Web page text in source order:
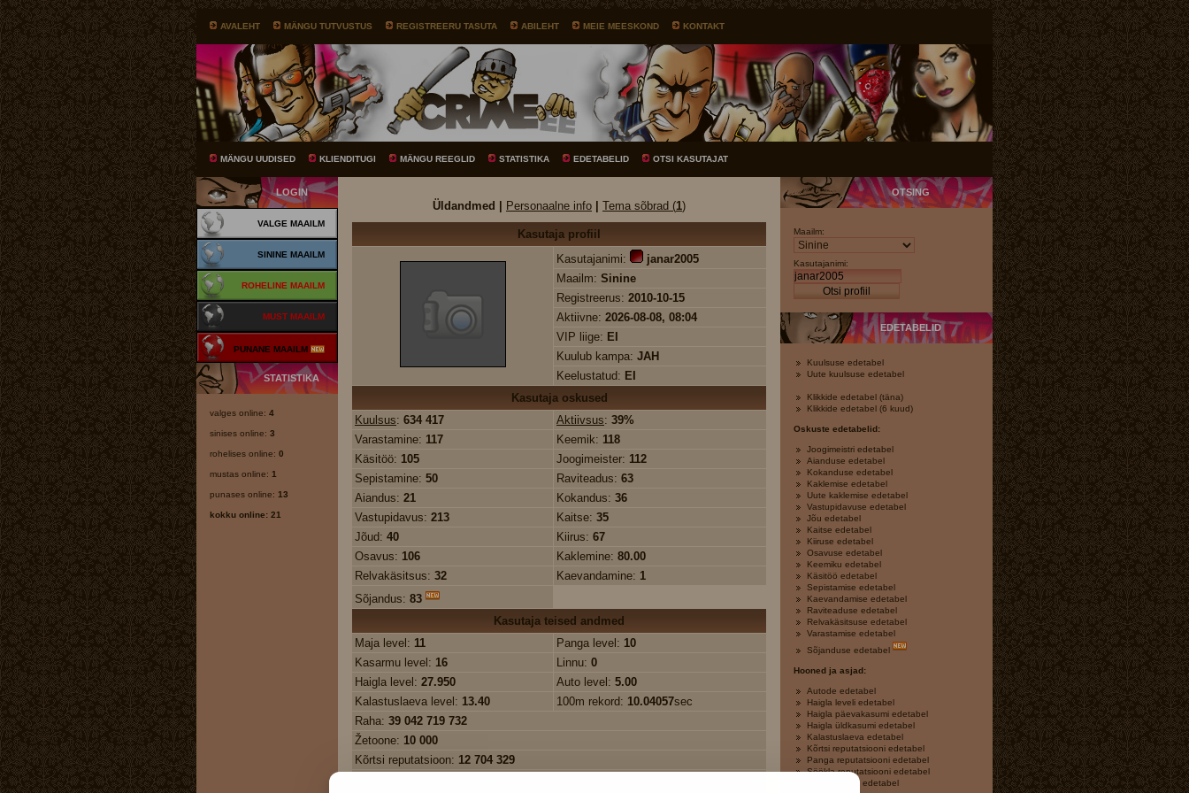
AVALEHT MÄNGU TUTVUSTUS REGISTREERU TASUTA ABILEHT MEIE MEESKOND KONTAKT
MÄNGU UUDISED KLIENDITUGI MÄNGU REEGLID STATISTIKA EDETABELID OTSI KASUTAJAT
LOGIN
VALGE MAAILM
SININE MAAILM
ROHELINE MAAILM
MUST MAAILM
PUNANE MAAILM
STATISTIKA
valges online: 4
sinises online: 3
rohelises online: 0
mustas online: 1
punases online: 13
kokku online: 21
Üldandmed | Personaalne info Tema sõbrad (1)
Kasutaja profiil
Kasutajanimi:
janar2005
Maailm: Sinine
Registreerus: 2010-10-15
Aktiivne: 2026-08-08, 08:04
VIP liige: EI
Kuulub kampa: JAH
Keelustatud: EI
Kasutaja oskused
Kuulsus: 634 417 Aktiivsus: 39%
Varastamine: 117 Keemik: 118
Käsitöö: 105 Joogimeister: 112
Sepistamine: 50 Raviteadus: 63
Aiandus: 21 Kokandus: 36
Vastupidavus: 213 Kaitse: 35
Jõud: 40 Kiirus: 67
Osavus: 106 Kaklemine: 80.00
Relvakäsitsus: 32 Kaevandamine: 1
Sõjandus: 83
Kasutaja teised andmed
Maja level: 11 Panga level: 10
Kasarmu level: 16 Linnu: 0
Haigla level: 27.950 Auto level: 5.00
Kalastuslaeva level: 13.40 100m rekord: 10.04057sec
Raha: 39 042 719 732
Žetoone: 10 000
Kõrtsi reputatsioon: 12 704 329
OTSING
Maailm:
Kasutajanimi:
Otsi profiil
EDETABELID
Kuulsuse edetabel
Uute kuulsuse edetabel
Klikkide edetabel (täna)
Klikkide edetabel (6 kuud)
Oskuste edetabelid:
Joogimeistri edetabel
Aianduse edetabel
Kokanduse edetabel
Kaklemise edetabel
Uute kaklemise edetabel
Vastupidavuse edetabel
Jõu edetabel
Kaitse edetabel
Kiiruse edetabel
Osavuse edetabel
Keemiku edetabel
Käsitöö edetabel
Sepistamise edetabel
Kaevandamise edetabel
Raviteaduse edetabel
Relvakäsitsuse edetabel
Varastamise edetabel
Sõjanduse edetabel
Hooned ja asjad:
Autode edetabel
Haigla leveli edetabel
Haigla päevakasumi edetabel
Haigla üldkasumi edetabel
Kalastuslaeva edetabel
Kõrtsi reputatsiooni edetabel
Panga reputatsiooni edetabel
Söökla reputatsiooni edetabel
Varakambrite edetabel